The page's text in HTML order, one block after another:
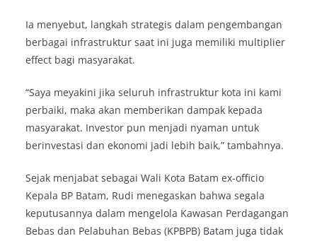
Ia menyebut, langkah strategis dalam pengembangan
berbagai infrastruktur saat ini juga memiliki multiplier
effect bagi masyarakat.
“Saya meyakini jika seluruh infrastruktur kota ini kami
perbaiki, maka akan memberikan dampak kepada
masyarakat. Investor pun menjadi nyaman untuk
berinvestasi dan ekonomi jadi lebih baik,” tambahnya.
Sejak menjabat sebagai Wali Kota Batam ex-officio
Kepala BP Batam, Rudi menegaskan bahwa segala
keputusannya dalam mengelola Kawasan Perdagangan
Bebas dan Pelabuhan Bebas (KPBPB) Batam juga tidak